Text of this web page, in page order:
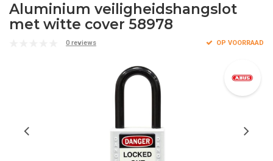
Aluminium veiligheidshangslot
met witte cover 58978
0 reviews OP VOORRAAD